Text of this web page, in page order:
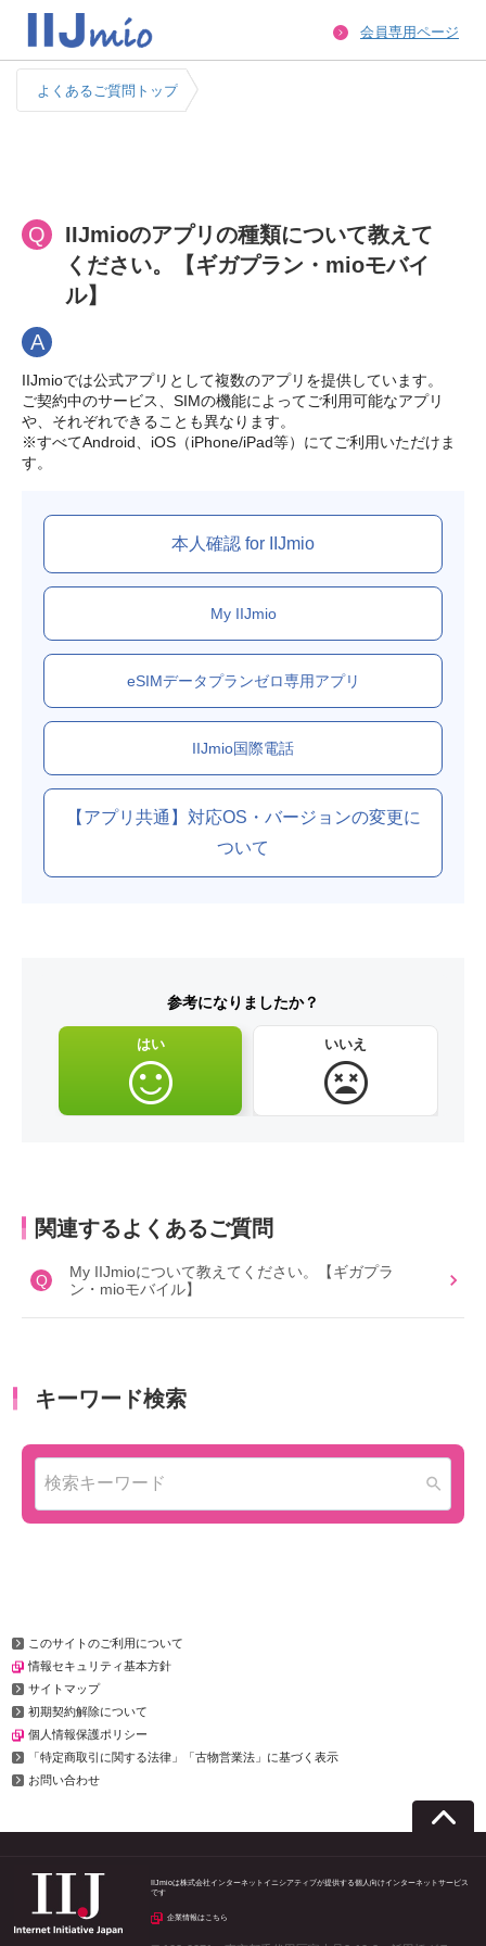
会員専用ページ
よくあるご質問トップ
Q
IIJmioのアプリの種類について教えて
ください。【ギガプラン・mioモバイ
ル】
A
IIJmioでは公式アプリとして複数のアプリを提供しています。
ご契約中のサービス、SIMの機能によってご利用可能なアプリ
や、それぞれできることも異なります。
※すべてAndroid、iOS（iPhone/iPad等）にてご利用いただけま
す。
本人確認 for IIJmio
My IIJmio
eSIMデータプランゼロ専用アプリ
IIJmio国際電話
【アプリ共通】対応OS・バージョンの変更に
ついて
参考になりましたか？
はい いいえ
関連するよくあるご質問
Q
My IIJmioについて教えてください。【ギガプラ
ン・mioモバイル】
このサイトのご利用について
情報セキュリティ基本方針
サイトマップ
初期契約解除について
個人情報保護ポリシー
「特定商取引に関する法律」「古物営業法」に基づく表示
お問い合わせ
IIJmioは株式会社インターネットイニシアティブが提供する個人向けインターネットサービス
です
企業情報はこちら